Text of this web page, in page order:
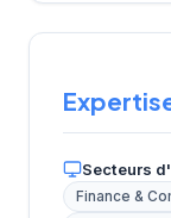
Secteurs
Finance &